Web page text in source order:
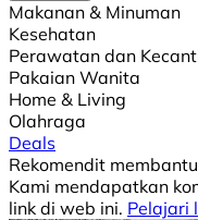
Makanan & Minuman
Kesehatan
Perawatan dan
Pakaian Wanita
Home & Living
Olahraga
Deals
Rekomendit
Kami mendapatkan
link di web ini. Pelajari